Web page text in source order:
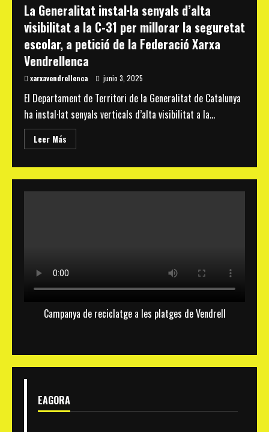
La Generalitat instal·la senyals d’alta
visibilitat a la C-31 per millorar la seguretat
escolar, a petició de la Federació Xarxa
Vendrellenca
xarxavendrellenca junio 3, 2025
El Departament de Territori de la Generalitat de Catalunya
ha instal·lat senyals verticals d’alta visibilitat a la...
Leer Más
more
instal·la
senyals
seguretat
a
la
Federació
Campanya de reciclatge a les platges de Vendrell
EAGORA